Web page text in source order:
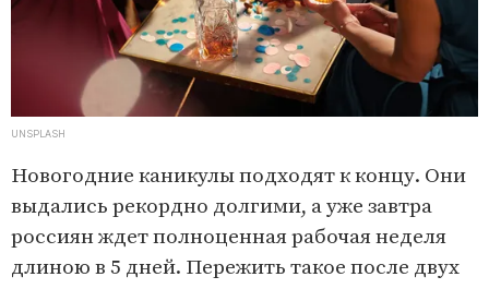
UNSPLASH
Новогодние каникулы подходят к концу. Они
выдались рекордно долгими, а уже завтра
россиян ждет полноценная рабочая неделя
длиною в 5 дней. Пережить такое после двух